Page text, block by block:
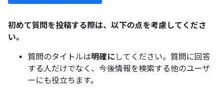
初めて質問を投稿する際は、以下の点を考慮してくださ
い。
質問のタイトルは明確にしてください。質問に回答
する人だけでなく、今後情報を検索する他のユーザ
ーにも役立ちます。